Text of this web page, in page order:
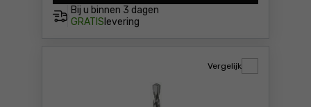
Bij u binnen 3 dagen
GRATIS levering
Vergelijk